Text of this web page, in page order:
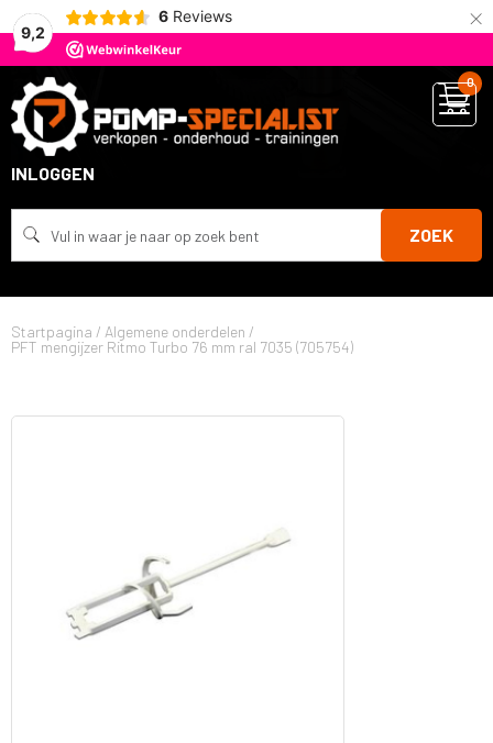
9,2
6 Reviews ×
ZOEK
INLOGGEN
0
Startpagina / Algemene onderdelen /
PFT mengijzer Ritmo Turbo 76 mm ral 7035 (705754)